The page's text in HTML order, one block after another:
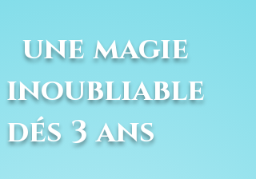
une magie
inoubliable
dés 3 ans